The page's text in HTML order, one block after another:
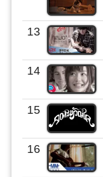
13
14
15
16